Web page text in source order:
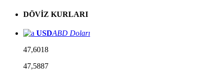
DÖVİZ KURLARI
USDABD Doları
47,6018
47,5887